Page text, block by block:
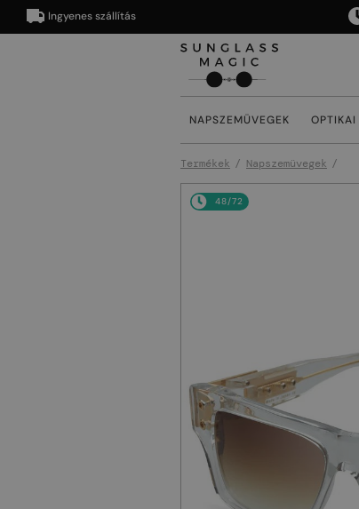
Ingyenes szállítás
NAPSZEMÜVEGEK OPTIKAI
Termékek Napszemüvegek
48/72